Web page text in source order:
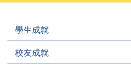
學生成就
校友成就